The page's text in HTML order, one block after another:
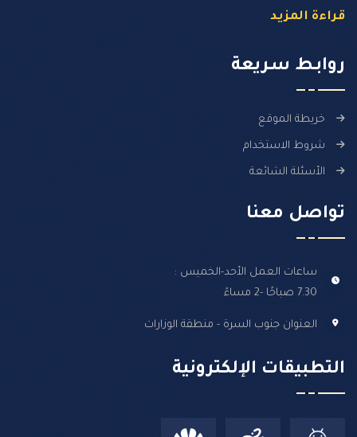
قراءة المزيد
روابـط سـريعة
خريطة الموقع
شروط الاستخدام
الأسئلة الشائعة
تواصل معنا
ساعات العمل الأحد-الخميس :
7.30 صباحًا -2 مساءً
العنوان جنوب السرة - منطقة الوزارات
التطبيقات الإلكترونية